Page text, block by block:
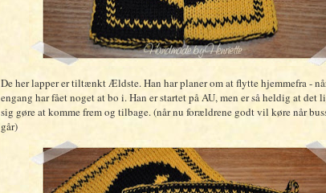
De her lapper er tiltænkt Ældste. Han har planer om at flytte hjemmefra -
engang har fået noget at bo i. Han er startet på AU, men er så heldig at det
sig gøre at komme frem og tilbage. (når nu forældrene godt vil køre når
går)